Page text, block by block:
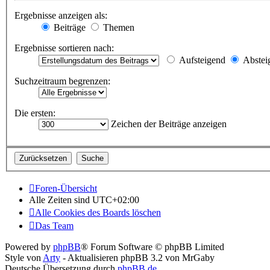
Ergebnisse anzeigen als:
Beiträge
Themen
Ergebnisse sortieren nach:
Aufsteigend
Suchzeitraum begrenzen:
Die ersten:
Zeichen der Beiträge anzeigen
Foren-Übersicht
Alle Zeiten sind UTC+02:00
Alle Cookies des Boards löschen
Das Team
Powered by phpBB® Forum Software © phpBB Limited
Style von Arty - Aktualisieren phpBB 3.2 von MrGaby